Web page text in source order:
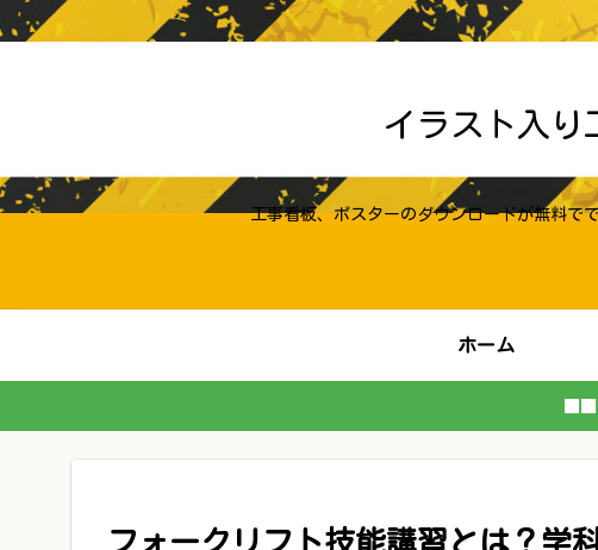
イラスト入り
工事看板、ポスターのダウンロードが無料で
ホーム
フォークリフト技能講習とは？学